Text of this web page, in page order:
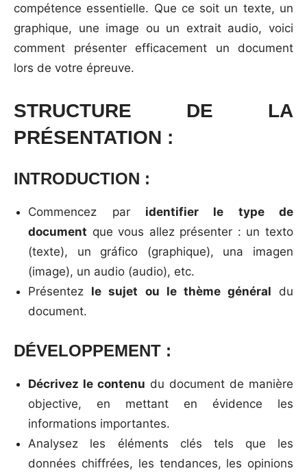
compétence essentielle. Que ce soit un texte, un
graphique, une image ou un extrait audio, voici
comment présenter efficacement un document
lors de votre épreuve.
STRUCTURE DE LA
PRÉSENTATION :
INTRODUCTION :
Commencez par identifier le type de
document que vous allez présenter : un texto
(texte), un gráfico (graphique), una imagen
(image), un audio (audio), etc.
Présentez le sujet ou le thème général du
document.
DÉVELOPPEMENT :
Décrivez le contenu du document de manière
objective, en mettant en évidence les
informations importantes.
Analysez les éléments clés tels que les
données chiffrées, les tendances, les opinions